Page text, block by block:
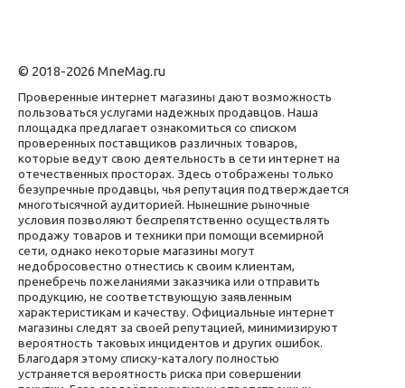
© 2018-2026 MneMag.ru
Проверенные интернет магазины дают возможность
пользоваться услугами надежных продавцов. Наша
площадка предлагает ознакомиться со списком
проверенных поставщиков различных товаров,
которые ведут свою деятельность в сети интернет на
отечественных просторах. Здесь отображены только
безупречные продавцы, чья репутация подтверждается
многотысячной аудиторией. Нынешние рыночные
условия позволяют беспрепятственно осуществлять
продажу товаров и техники при помощи всемирной
сети, однако некоторые магазины могут
недобросовестно отнестись к своим клиентам,
пренебречь пожеланиями заказчика или отправить
продукцию, не соответствующую заявленным
характеристикам и качеству. Официальные интернет
магазины следят за своей репутацией, минимизируют
вероятность таковых инцидентов и других ошибок.
Благодаря этому списку-каталогу полностью
устраняется вероятность риска при совершении